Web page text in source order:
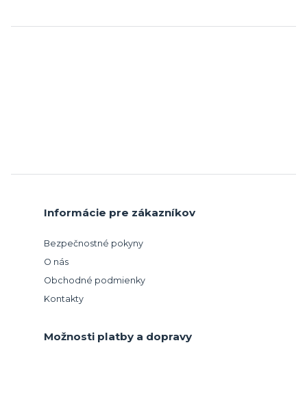
Informácie pre zákazníkov
Bezpečnostné pokyny
O nás
Obchodné podmienky
Kontakty
Možnosti platby a dopravy